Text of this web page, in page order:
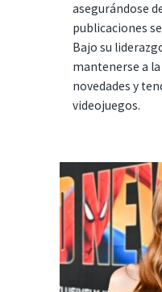
asegurándose
publicaciones
Bajo su
mantenerse a
novedades y
videojuegos.